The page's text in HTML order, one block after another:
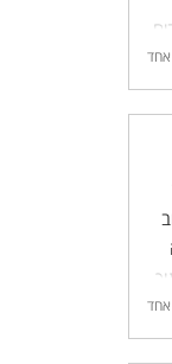
אחד
אחד